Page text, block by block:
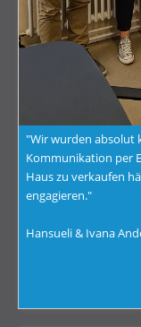
"Wir wurden absolut
Kommunikation per
Haus zu verkaufen
engagieren."
Hansueli & Ivana